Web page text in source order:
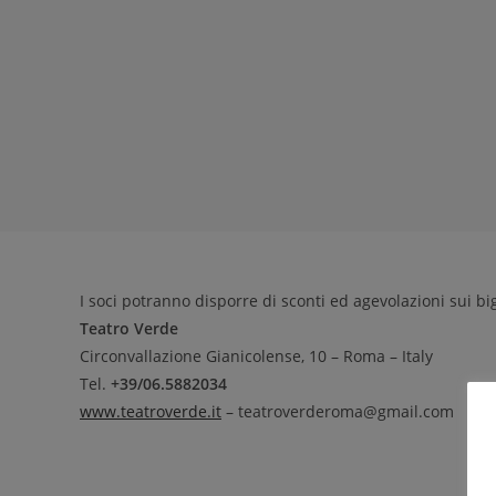
I soci potranno disporre di sconti ed agevolazioni sui
Teatro Verde
Circonvallazione Gianicolense, 10 – Roma – Italy
Tel. +39/06.5882034
www.teatroverde.it – teatroverderoma@gmail.com